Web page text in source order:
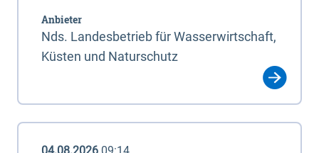
Anbieter
Nds. Landesbetrieb für Wasserwirtschaft,
Küsten und Naturschutz